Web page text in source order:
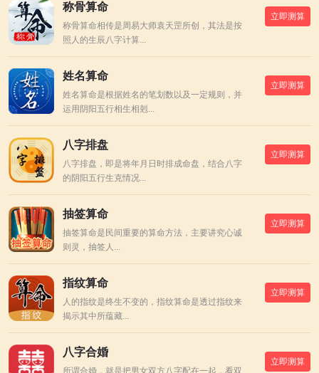
称骨算命
称骨算命相传是周易大师袁天罡所创，其法是按
照人的生辰八字计算...
立即测算
姓名算命
姓名算命是根据姓名的笔划数以及一定规则，并
运用阴阳五行相生相剋...
立即测算
八字排盘
八字排盘，即是将年月日时排成命盘，结合八字
的阴阳五行生克情况...
立即测算
抽签算命
抽签算命是民间重要的算命方法，主要讲究心诚
则灵，抽签人...
立即测算
指纹算命
人的指纹是终生不变的，指纹算命是透过指纹来
揭示其中所蕴藏...
立即测算
八字合婚
所谓合婚，就是把男女双方八字配在一起，看双
立即测算